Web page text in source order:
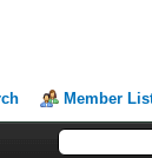
Member